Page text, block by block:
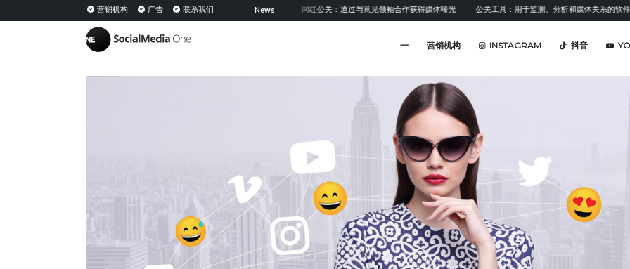
营销机构 广告 联系我们 News
共享媒体：定义、意义及在 PESO 模型中的策略 网红公关：通过与意见领袖合作获得媒体曝光 公关工具：用于监测、分析和媒体关系的软件 情
一 营销机构 INSTAGRAM 抖音